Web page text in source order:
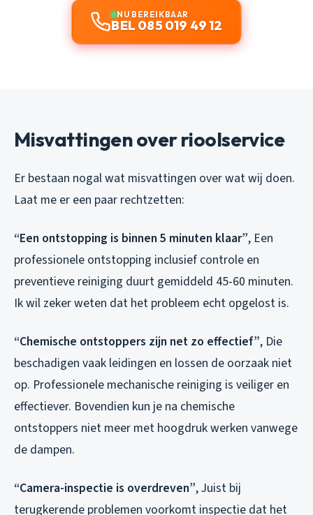
NU BEREIKBAAR
BEL 085 019 49 12
Misvattingen over rioolservice
Er bestaan nogal wat misvattingen over wat wij doen.
Laat me er een paar rechtzetten:
“Een ontstopping is binnen 5 minuten klaar”, Een
professionele ontstopping inclusief controle en
preventieve reiniging duurt gemiddeld 45-60 minuten.
Ik wil zeker weten dat het probleem echt opgelost is.
“Chemische ontstoppers zijn net zo effectief”, Die
beschadigen vaak leidingen en lossen de oorzaak niet
op. Professionele mechanische reiniging is veiliger en
effectiever. Bovendien kun je na chemische
ontstoppers niet meer met hoogdruk werken vanwege
de dampen.
“Camera-inspectie is overdreven”, Juist bij
terugkerende problemen voorkomt inspectie dat het